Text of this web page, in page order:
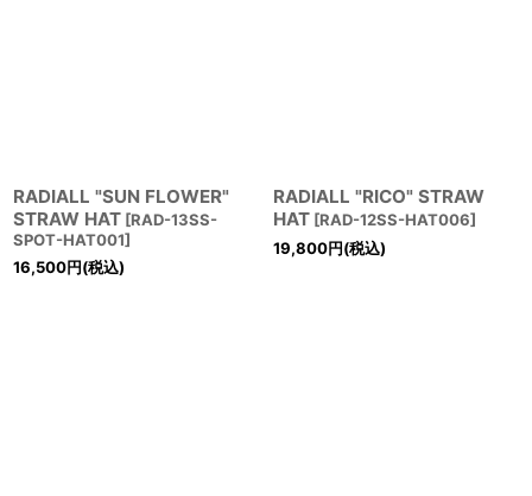
RADIALL "SUN FLOWER"
STRAW HAT [RAD-13SS-
SPOT-HAT001]
16,500円(税込)
RADIALL "RICO" STRAW
HAT [RAD-12SS-HAT006]
19,800円(税込)